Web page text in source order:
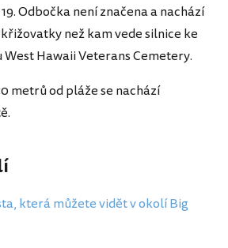
Odbočka není značena a nachází
než kam vede silnice ke
Hawaii Veterans Cemetery.
metrů od pláže se nachází
která můžete vidět v okolí Big